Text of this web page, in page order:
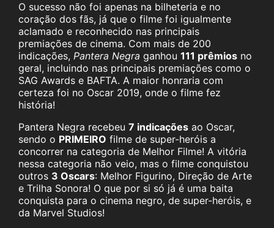
O sucesso não foi apenas na bilheteria e no
coração dos fãs, já que o filme foi igualmente
aclamado e reconhecido nas principais
premiações de cinema. Com mais de 200
indicações, Pantera Negra ganhou 111 prêmios no
geral, incluindo nas principais premiações como o
SAG Awards e BAFTA. A maior honraria com
certeza foi no Oscar 2019, onde o filme fez
história!
Pantera Negra recebeu 7 indicações ao Oscar,
sendo o PRIMEIRO filme de super-heróis a
concorrer na categoria de Melhor Filme! A vitória
nessa categoria não veio, mas o filme conquistou
outros 3 Oscars: Melhor Figurino, Direção de Arte
e Trilha Sonora! O que por si só já é uma baita
conquista para o cinema negro, de super-heróis, e
da Marvel Studios!